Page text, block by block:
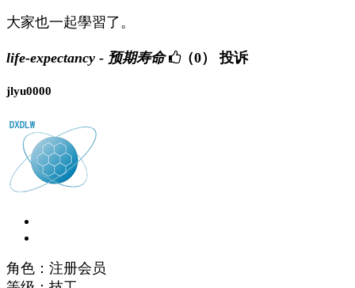
大家也一起學習了。
life-expectancy - 预期寿命 （0） 投诉
jlyu0000
角色：注册会员